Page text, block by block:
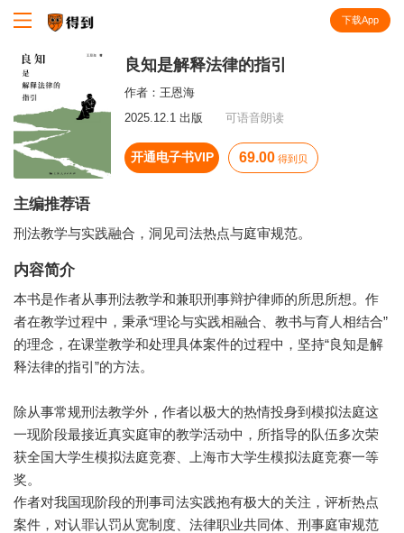
下载App
良知是解释法律的指引
作者： 王恩海
2025.12.1 出版
可语音朗读
开通电子书VIP 69.00 得到贝
主编推荐语
刑法教学与实践融合，洞见司法热点与庭审规范。
内容简介
本书是作者从事刑法教学和兼职刑事辩护律师的所思所想。作
者在教学过程中，秉承“理论与实践相融合、教书与育人相结合”
的理念，在课堂教学和处理具体案件的过程中，坚持“良知是解
释法律的指引”的方法。
除从事常规刑法教学外，作者以极大的热情投身到模拟法庭这
一现阶段最接近真实庭审的教学活动中，所指导的队伍多次荣
获全国大学生模拟法庭竞赛、上海市大学生模拟法庭竞赛一等
奖。
作者对我国现阶段的刑事司法实践抱有极大的关注，评析热点
案件，对认罪认罚从宽制度、法律职业共同体、刑事庭审规范